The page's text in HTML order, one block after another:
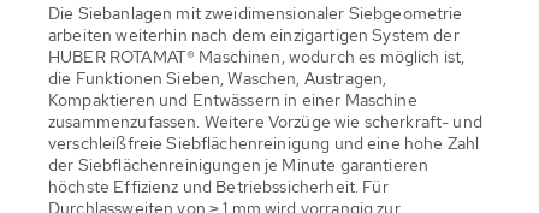
Die Siebanlagen mit zweidimensionaler Siebgeometrie
arbeiten weiterhin nach dem einzigartigen System der
HUBER ROTAMAT® Maschinen, wodurch es möglich ist,
die Funktionen Sieben, Waschen, Austragen,
Kompaktieren und Entwässern in einer Maschine
zusammenzufassen. Weitere Vorzüge wie scherkraft- und
verschleißfreie Siebflächenreinigung und eine hohe Zahl
der Siebflächenreinigungen je Minute garantieren
höchste Effizienz und Betriebssicherheit. Für
Durchlassweiten von ≥ 1 mm wird vorrangig zur